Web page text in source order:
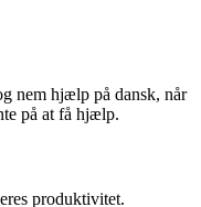
nem hjælp på dansk, når
på at få hjælp.
produktivitet.